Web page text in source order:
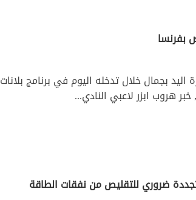
بفرنسا
بجمال خلال تدخله اليوم في برنامج بلانات
هروب ابزر لاعبي النادي...
ضروري للتقليص من نفقات الطاقة